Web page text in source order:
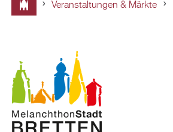
hier
Veranstaltungen & Märkte